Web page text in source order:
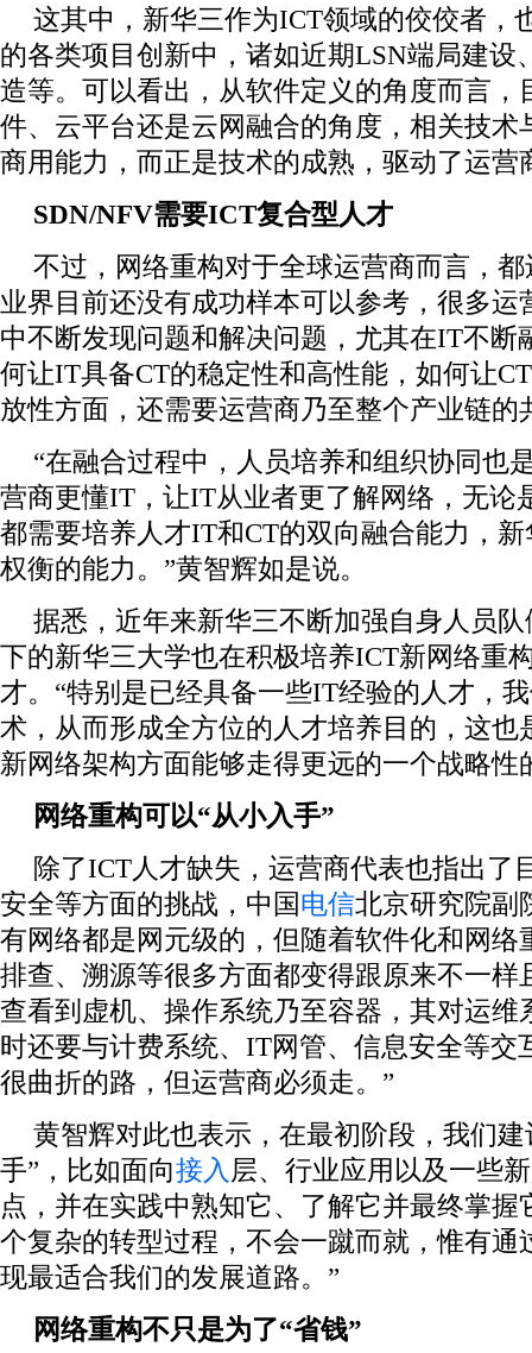
这其中，新华三作为ICT领域的佼佼者，
的各类项目创新中，诸如近期LSN端局建设
造等。可以看出，从软件定义的角度而言，
件、云平台还是云网融合的角度，相关技术
商用能力，而正是技术的成熟，驱动了运营
SDN/NFV需要ICT复合型人才
不过，网络重构对于全球运营商而言，
业界目前还没有成功样本可以参考，很多运
中不断发现问题和解决问题，尤其在IT不断
何让IT具备CT的稳定性和高性能，如何让
放性方面，还需要运营商乃至整个产业链的
“在融合过程中，人员培养和组织协同也
营商更懂IT，让IT从业者更了解网络，无论
都需要培养人才IT和CT的双向融合能力，
权衡的能力。”黄智辉如是说。
据悉，近年来新华三不断加强自身人员
下的新华三大学也在积极培养ICT新网络重
才。“特别是已经具备一些IT经验的人才，
术，从而形成全方位的人才培养目的，这也
新网络架构方面能够走得更远的一个战略性
网络重构可以“从小入手”
除了ICT人才缺失，运营商代表也指出了
安全等方面的挑战，中国电信北京研究院副
有网络都是网元级的，但随着软件化和网络
排查、溯源等很多方面都变得跟原来不一样
查看到虚机、操作系统乃至容器，其对运维
时还要与计费系统、IT网管、信息安全等交
很曲折的路，但运营商必须走。”
黄智辉对此也表示，在最初阶段，我们
手”，比如面向接入 层、行业应用以及一些
点，并在实践中熟知它、了解它并最终掌握
个复杂的转型过程，不会一蹴而就，惟有通
现最适合我们的发展道路。”
网络重构不只是为了“省钱”